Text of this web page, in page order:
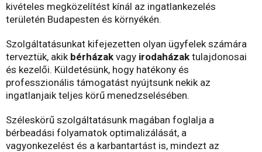
kivételes megközelítést kínál az ingatlankezelés
területén Budapesten és környékén.
Szolgáltatásunkat kifejezetten olyan ügyfelek számára
terveztük, akik bérházak vagy irodaházak tulajdonosai
és kezelői. Küldetésünk, hogy hatékony és
professzionális támogatást nyújtsunk nekik az
ingatlanjaik teljes körű menedzselésében.
Széleskörű szolgáltatásunk magában foglalja a
bérbeadási folyamatok optimalizálását, a
vagyonkezelést és a karbantartást is, mindezt az